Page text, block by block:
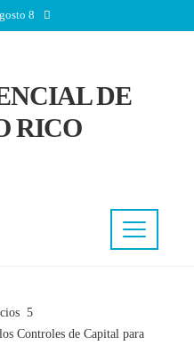
8
DE
RICO
Controles de Capital para